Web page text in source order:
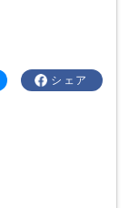
シェア